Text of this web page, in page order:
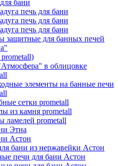
бани
печь для бани
печь для бани
печь для бани
защитные для банных печей
в облицовке
элементы на банные печи
сетки prometall
из камня prometall
ламелей prometall
Этна
Астон
бани из нержавейки Астон
печи для бани Астон